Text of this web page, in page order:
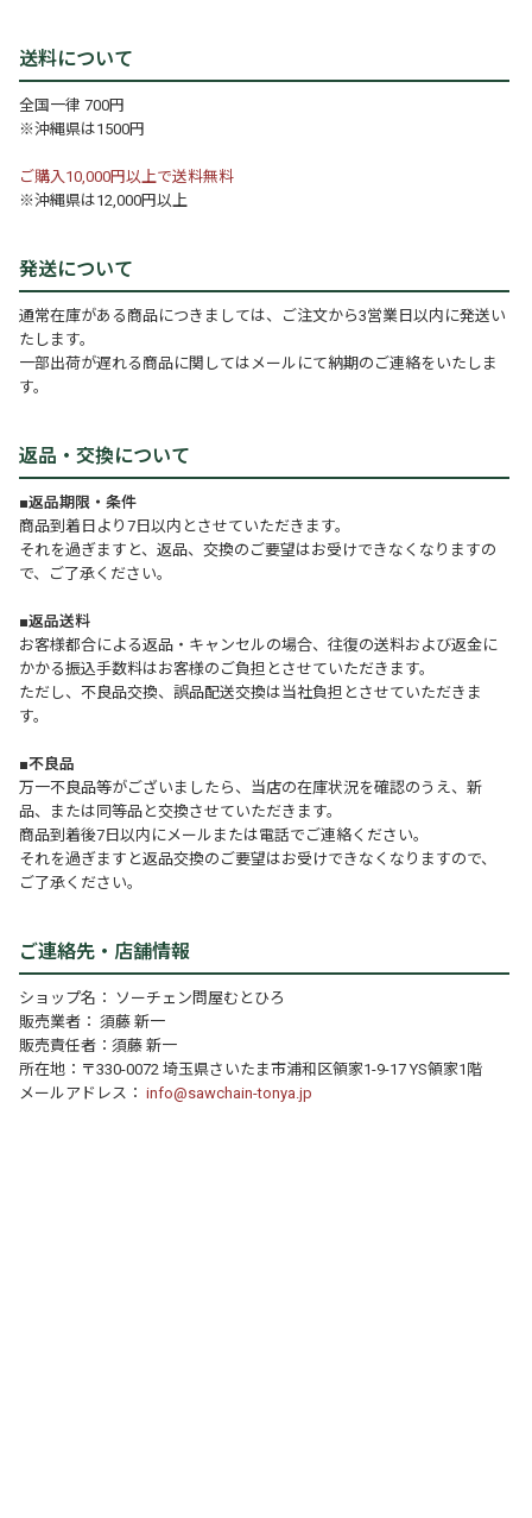
送料について
全国一律 700円
※沖縄県は1500円
ご購入10,000円以上で送料無料
※沖縄県は12,000円以上
発送について
通常在庫がある商品につきましては、ご注文から3営業日以内に発送い
たします。
一部出荷が遅れる商品に関してはメールにて納期のご連絡をいたしま
す。
返品・交換について
■返品期限・条件
商品到着日より7日以内とさせていただきます。
それを過ぎますと、返品、交換のご要望はお受けできなくなりますの
で、ご了承ください。
■返品送料
お客様都合による返品・キャンセルの場合、往復の送料および返金に
かかる振込手数料はお客様のご負担とさせていただきます。
ただし、不良品交換、誤品配送交換は当社負担とさせていただきま
す。
■不良品
万一不良品等がございましたら、当店の在庫状況を確認のうえ、新
品、または同等品と交換させていただきます。
商品到着後7日以内にメールまたは電話でご連絡ください。
それを過ぎますと返品交換のご要望はお受けできなくなりますので、
ご了承ください。
ご連絡先・店舗情報
ショップ名： ソーチェン問屋むとひろ
販売業者： 須藤 新一
販売責任者：須藤 新一
所在地：〒330-0072 埼玉県さいたま市浦和区領家1-9-17 YS領家1階
メールアドレス：info@sawchain-tonya.jp